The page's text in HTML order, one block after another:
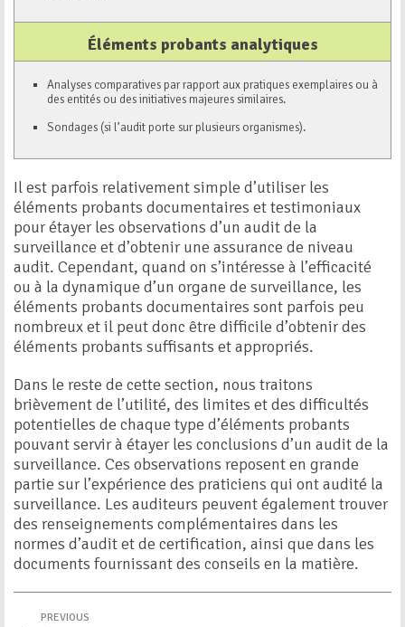
Éléments probants analytiques
Analyses comparatives par rapport aux pratiques exemplaires ou à
des entités ou des initiatives majeures similaires.
Sondages (si l’audit porte sur plusieurs organismes).
Il est parfois relativement simple d’utiliser les
éléments probants documentaires et testimoniaux
pour étayer les observations d’un audit de la
surveillance et d’obtenir une assurance de niveau
audit. Cependant, quand on s’intéresse à l’efficacité
ou à la dynamique d’un organe de surveillance, les
éléments probants documentaires sont parfois peu
nombreux et il peut donc être difficile d’obtenir des
éléments probants suffisants et appropriés.
Dans le reste de cette section, nous traitons
brièvement de l’utilité, des limites et des difficultés
potentielles de chaque type d’éléments probants
pouvant servir à étayer les conclusions d’un audit de la
surveillance. Ces observations reposent en grande
partie sur l’expérience des praticiens qui ont audité la
surveillance. Les auditeurs peuvent également trouver
des renseignements complémentaires dans les
normes d’audit et de certification, ainsi que dans les
documents fournissant des conseils en la matière.
PREVIOUS